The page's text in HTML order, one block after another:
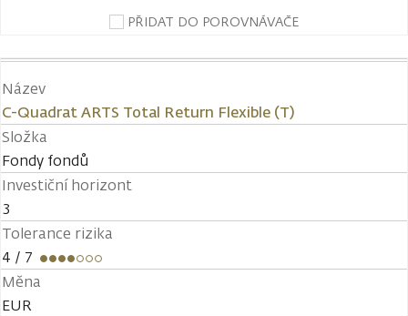
PŘIDAT DO POROVNÁVAČE
Název
C-Quadrat ARTS Total Return Flexible (T)
Složka
Fondy fondů
Investiční horizont
3
Tolerance rizika
4 / 7
Měna
EUR